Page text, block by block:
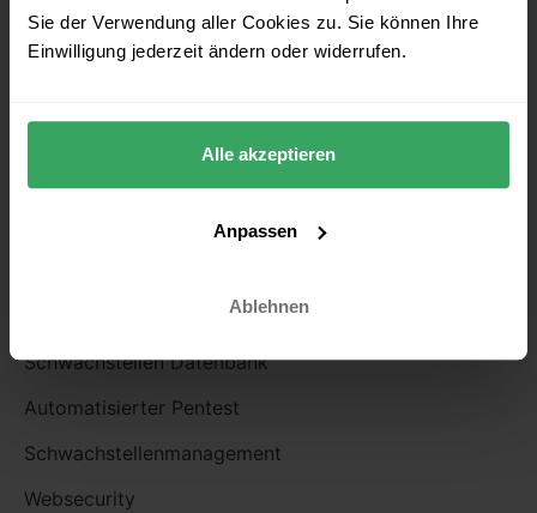
Sie der Verwendung aller Cookies zu. Sie können Ihre
Einwilligung jederzeit ändern oder widerrufen.
Alle akzeptieren
Anpassen
Ablehnen
hello@enginsight.com
Schwachstellen Datenbank
Automatisierter Pentest
Schwachstellenmanagement
Websecurity